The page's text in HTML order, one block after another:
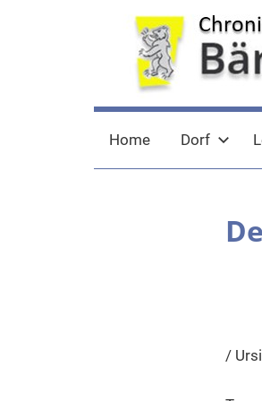
chronik-
baeretswil.ch
Home Dorf
/